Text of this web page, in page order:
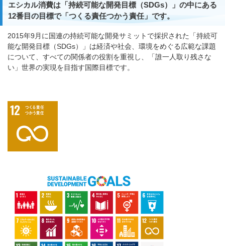
エシカル消費は「持続可能な開発目標（SDGs）」の中にある
12番目の目標で「つくる責任つかう責任」です。
2015年9月に国連の持続可能な開発サミットで採択された「持続可
能な開発目標（SDGs）」は経済や社会、環境をめぐる広範な課題
について、すべての関係者の役割を重視し、「誰一人取り残さな
い」世界の実現を目指す国際目標です。